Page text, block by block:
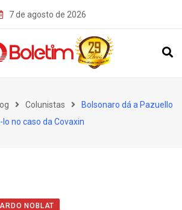
7 de agosto de 2026
Colunistas
Bolsonaro dá a Pazuello
no caso da Covaxin
NOBLAT